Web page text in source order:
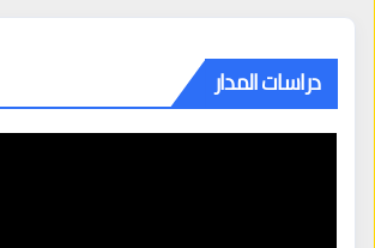
دراسات المدار